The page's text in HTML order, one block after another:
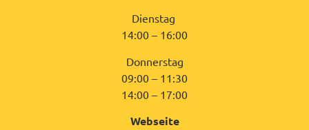
Dienstag
14:00 – 16:00
Donnerstag
09:00 – 11:30
14:00 – 17:00
Webseite